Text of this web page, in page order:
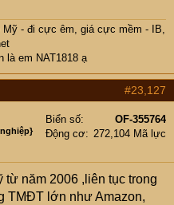
- đi cực êm, giá cực mềm - IB,
là em NAT1818 ạ
#23,127
Biển số
OF-355764
Động cơ
272,104 Mã lực
từ năm 2006 ,liên tục trong
TMĐT lớn như Amazon,